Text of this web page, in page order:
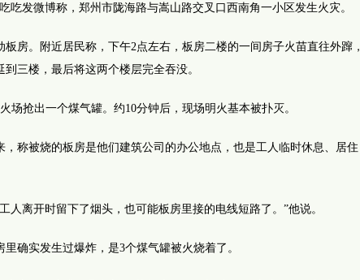
发微博称，郑州市陇海路与嵩山路交叉口西南角一小区发生火灾。
。附近居民称，下午2点左右，板房二楼的一间房子火苗直往外蹿，
三楼，最后将这两个楼层完全吞没。
抢出一个煤气罐。约10分钟后，现场明火基本被扑灭。
被烧的板房是他们建筑公司的办公地点，也是工人临时休息、居住
离开时留下了烟头，也可能板房里接的电线短路了。”他说。
实发生过爆炸，是3个煤气罐被火烧着了。